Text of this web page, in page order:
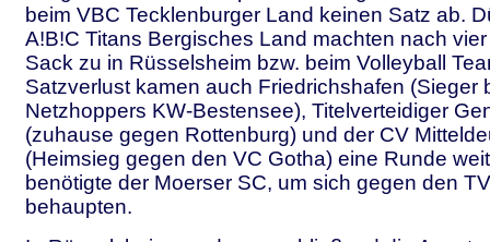
beim VBC Tecklenburger Land keinen Satz ab.
A!B!C Titans Bergisches Land machten nach
Sack zu in Rüsselsheim bzw. beim Volleyball
Satzverlust kamen auch Friedrichshafen (Sieger
Netzhoppers KW-Bestensee), Titelverteidiger
(zuhause gegen Rottenburg) und der CV
(Heimsieg gegen den VC Gotha) eine Runde
benötigte der Moerser SC, um sich gegen den
behaupten.